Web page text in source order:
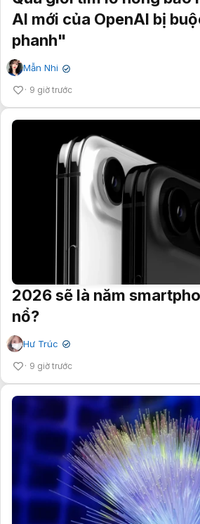
AI mới của OpenAI bị
phanh"
Mẫn Nhi ✔
9 giờ trước
2026 sẽ là năm
nổ?
Hư Trúc ✔
9 giờ trước